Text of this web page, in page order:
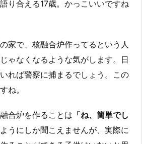
り合える17歳。かっこいいですね
家で、核融合炉作ってるという人
ゃなくなるような気がします。日
れば警察に捕まるでしょう。この
ね。
合炉を作ることは 「ね、簡単でし
うにしか聞こえませんが、実際に